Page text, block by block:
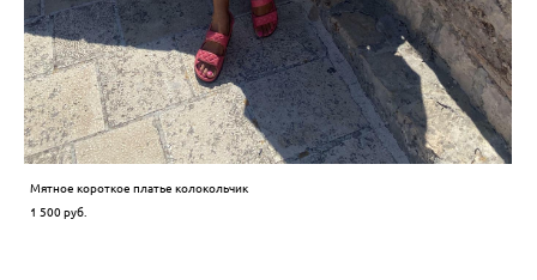
Мятное короткое платье колокольчик
1 500 pуб.